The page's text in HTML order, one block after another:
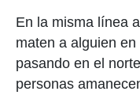
En la misma línea
maten a alguien
pasando en el
personas